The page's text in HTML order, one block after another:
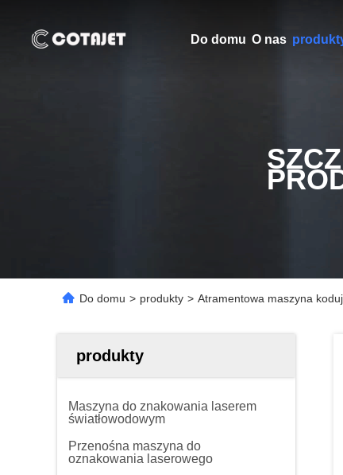
Do domu O nas
Do domu > produkty > Atramentowa maszyna
produkty
Maszyna do znakowania laserem
światłowodowym
Przenośna maszyna do
oznakowania laserowego